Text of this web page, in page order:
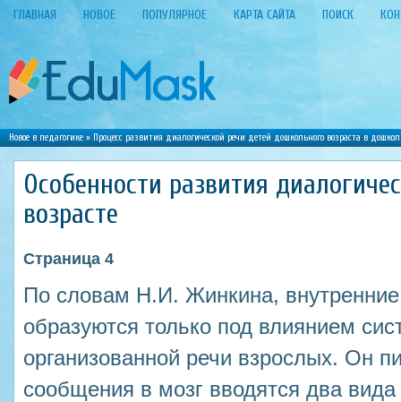
ГЛАВНАЯ НОВОЕ ПОПУЛЯРНОЕ КАРТА САЙТА ПОИСК
Новое в педагогике»Процесс развития диалогической речи детей дошкольного возраста в
Особенности развития
возрасте
Страница 4
По словам Н.И. Жинкина,
образуются только под влиянием
организованной речи взрослых. Он
сообщения в мозг вводятся два